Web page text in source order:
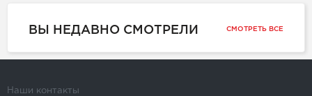
ВЫ НЕДАВНО СМОТРЕЛИ СМОТРЕТЬ ВСЕ
Наши контакты